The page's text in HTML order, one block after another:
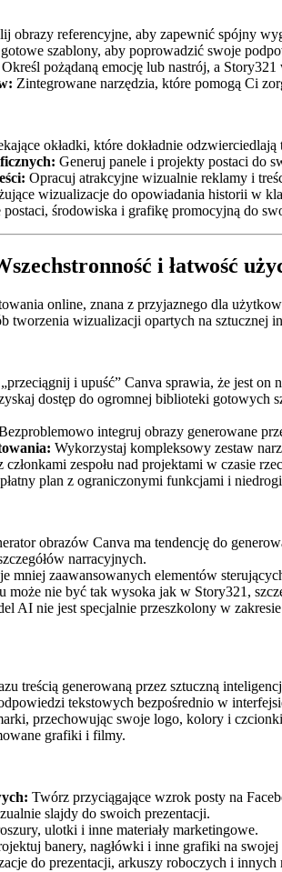
obrazy referencyjne, aby zapewnić spójny
szablony, aby poprowadzić swoje
Określ pożądaną emocję lub nastrój, a
Zintegrowane narzędzia, które pomogą Ci
okładki, które dokładnie
Generuj panele i projekty postaci do
Opracuj atrakcyjne wizualnie reklamy i
wizualizacje do opowiadania historii w
środowiska i grafikę promocyjną do
i łatwość
online, znana z przyjaznego dla
tworzenia wizualizacji opartych na
i upuść” Canva sprawia, że jest
dostęp do ogromnej biblioteki gotowych
integruj obrazy generowane
Wykorzystaj kompleksowy zestaw
członkami zespołu nad projektami w czasie
plan z ograniczonymi funkcjami i
obrazów Canva ma tendencję do
narracyjnych.
mniej zaawansowanych elementów
może nie być tak wysoka jak w Story321,
AI nie jest specjalnie przeszkolony w
treścią generowaną przez sztuczną
tekstowych bezpośrednio w
przechowując swoje logo, kolory i
grafiki i filmy.
Twórz przyciągające wzrok posty na
slajdy do swoich prezentacji.
ulotki i inne materiały marketingowe.
banery, nagłówki i inne grafiki na
do prezentacji, arkuszy roboczych i innych